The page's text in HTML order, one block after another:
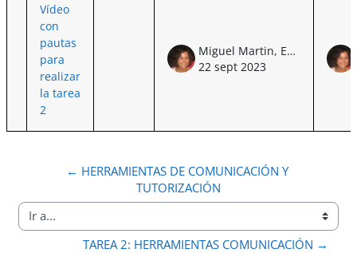
Vídeo
con
pautas
para
realizar
la tarea
2
Miguel Martin, Eva Irene de
22 sept 2023
← HERRAMIENTAS DE COMUNICACIÓN Y
TUTORIZACIÓN
Ir a...
TAREA 2: HERRAMIENTAS COMUNICACIÓN →